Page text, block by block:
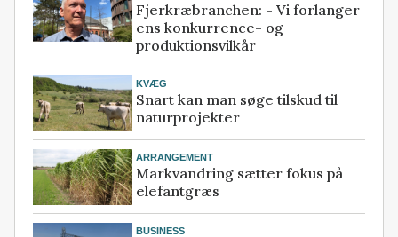
Fjerkræbranchen: - Vi forlanger
ens konkurrence- og
produktionsvilkår
KVÆG
Snart kan man søge tilskud til
naturprojekter
ARRANGEMENT
Markvandring sætter fokus på
elefantgræs
BUSINESS